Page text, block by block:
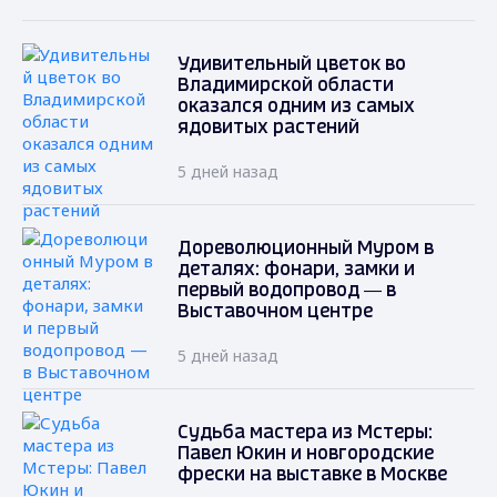
Удивительный цветок во
Владимирской области
оказался одним из самых
ядовитых растений
5 дней назад
Дореволюционный Муром в
деталях: фонари, замки и
первый водопровод — в
Выставочном центре
5 дней назад
Судьба мастера из Мстеры:
Павел Юкин и новгородские
фрески на выставке в Москве